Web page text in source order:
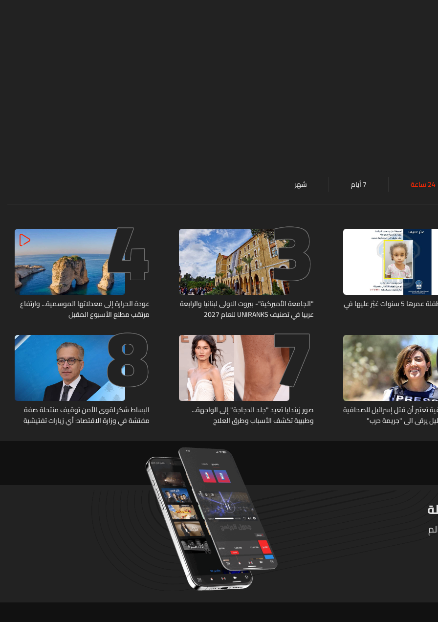
24 ساعة 7 أيام شهر
تعميم صورة طفلة عمرها 5 سنوات عُثِرَ عليها في
3
"الجامعة الأميركية"- بيروت الاولى لبنانيا والرابعة
عربيا في تصنيف UNIRANKS للعام 2027
4
عودة الحرارة إلى معدلاتها الموسمية... وارتفاع
مرتقب مطلع الأسبوع المقبل
تعتبر أن قتل إسرائيل للصحافية
يرقى الى "جريمة حرب"
7
صور زيندايا تعيد "جلد الدجاجة" إلى الواجهة...
وطبيبة تكشف الأسباب وطرق العلاج
8
البساط شكر لقوى الأمن توقيف منتحلة صفة
مفتشة في وزارة الاقتصاد: أي زيارات تفتيشية